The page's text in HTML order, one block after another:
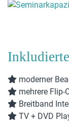
moderner
mehrere Flip-
Breitband
TV + DVD